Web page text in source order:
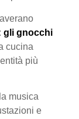
gli gnocchi
cucina
più
musica
e